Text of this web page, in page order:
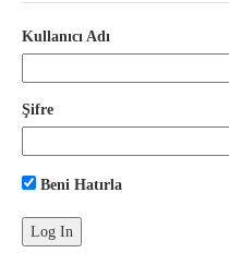
Kullanıcı Adı
Şifre
Beni Hatırla